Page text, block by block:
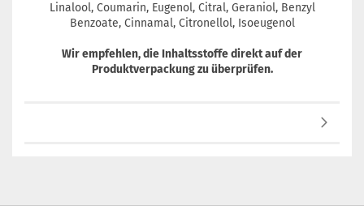
Linalool, Coumarin, Eugenol, Citral, Geraniol, Benzyl
Benzoate, Cinnamal, Citronellol, Isoeugenol
Wir empfehlen, die Inhaltsstoffe direkt auf der
Produktverpackung zu überprüfen.